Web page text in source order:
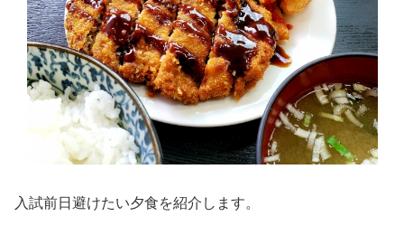
入試前日避けたい夕食を紹介します。